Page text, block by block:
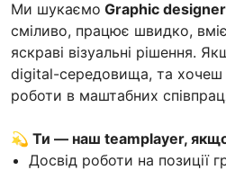
Ми шукаємо Graphic designer
сміливо, працює швидко,
яскраві візуальні рішення.
digital-середовища, та хочеш
роботи в маштабних
💫 Ти — наш teamplayer,
Досвід роботи на позиції